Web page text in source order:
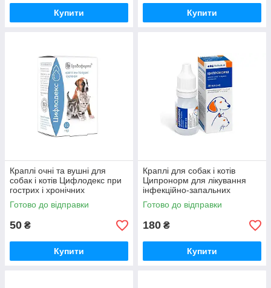
Купити Купити
Краплі очні та вушні для
собак і котів Цифлодекс при
гострих і хронічних
запаленнях очей і вух 10 мл
Бровафарма
Готово до відправки
50 ₴
Купити
Краплі для собак і котів
Ципронорм для лікування
інфекційно-запальних
захворювань очей і вух 10 мл
БТЛ
Готово до відправки
180 ₴
Купити